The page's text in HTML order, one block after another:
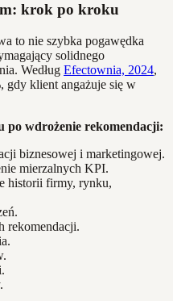
krok po kroku
to nie szybka pogawędka
solidnego
Według Efectownia, 2024,
gdy klient angażuje się w
po wdrożenie rekomendacji:
biznesowej i marketingowej.
mierzalnych KPI.
historii firmy, rynku,
rekomendacji.